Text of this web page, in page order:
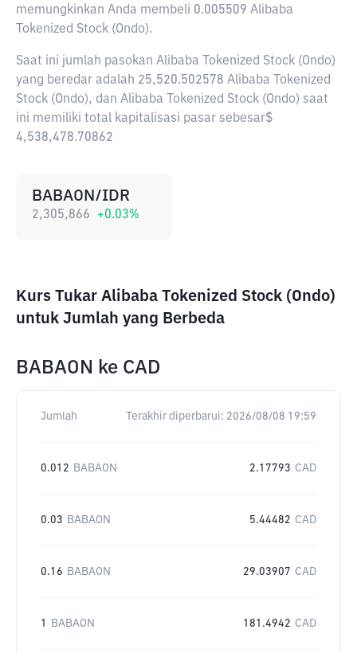
memungkinkan Anda membeli 0.005509 Alibaba
Tokenized Stock (Ondo).
Saat ini jumlah pasokan Alibaba Tokenized Stock (Ondo)
yang beredar adalah 25,520.502578 Alibaba Tokenized
Stock (Ondo), dan Alibaba Tokenized Stock (Ondo) saat
ini memiliki total kapitalisasi pasar sebesar$
4,538,478.70862
BABAON/IDR
2,305,866 +0.03%
Kurs Tukar Alibaba Tokenized Stock (Ondo)
untuk Jumlah yang Berbeda
BABAON ke CAD
Jumlah Terakhir diperbarui: 2026/08/08 19:59
0.012 BABAON 2.17793 CAD
0.03 BABAON 5.44482 CAD
0.16 BABAON 29.03907 CAD
1 BABAON 181.4942 CAD